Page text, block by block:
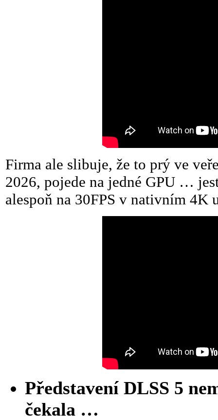
Firma ale slibuje, že to prý ve
2026, pojede na jedné GPU …
alespoň na 30FPS v nativním
Představení DLSS 5
čekala …